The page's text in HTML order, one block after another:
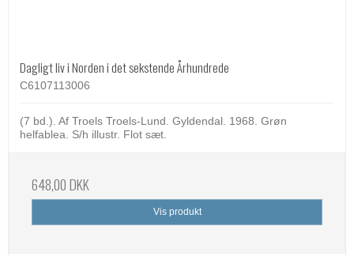
Dagligt liv i Norden i det sekstende Århundrede
C6107113006
(7 bd.). Af Troels Troels-Lund. Gyldendal. 1968. Grøn
helfablea. S/h illustr. Flot sæt.
648,00 DKK
Vis produkt